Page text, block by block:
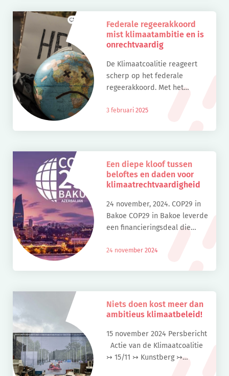
Federale regeerakkoord
mist klimaatambitie en is
onrechtvaardig
De Klimaatcoalitie reageert
scherp op het federale
regeerakkoord. Met het
zijn Europese doelstellingen
3 februari 2025
Een diepe kloof tussen
beloftes en daden voor
klimaatrechtvaardigheid
24 november, 2024. COP29 in
Bakoe COP29 in Bakoe leverde
een financieringsdeal die
herstelt. De Klimaatcoalitie
24 november 2024
Niets doen kost meer dan
ambitieus klimaatbeleid!
15 november 2024 Persbericht
Actie van de Klimaatcoalitie
↣ 15/11 ↣ Kunstberg ↣